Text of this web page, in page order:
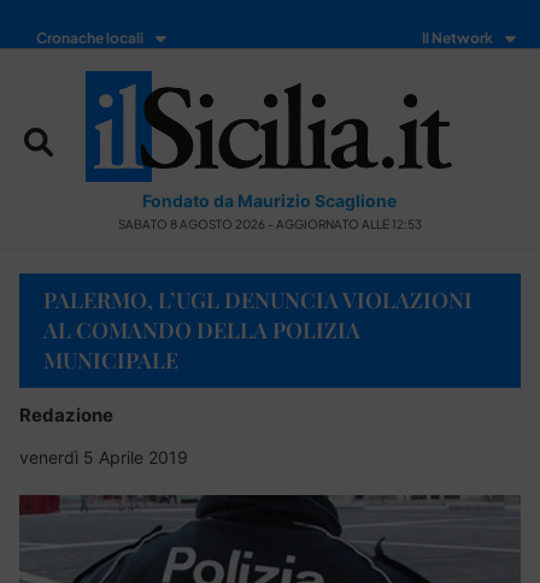
Cronache locali Il Network
Fondato da Maurizio Scaglione
SABATO 8 AGOSTO 2026 - AGGIORNATO ALLE 12:53
PALERMO, L’UGL DENUNCIA VIOLAZIONI
AL COMANDO DELLA POLIZIA
MUNICIPALE
Redazione
venerdì 5 Aprile 2019